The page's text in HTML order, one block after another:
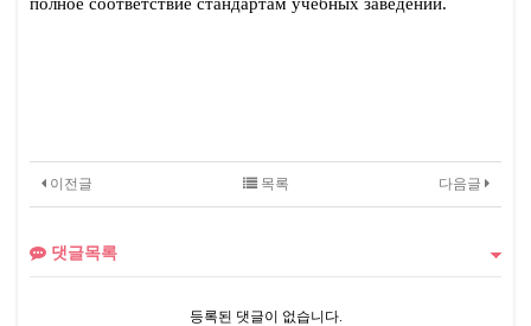
이전글 다음글
목록
댓글목록
등록된 댓글이 없습니다.